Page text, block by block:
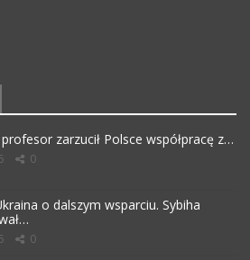
zarzucił Polsce współpracę z…
0
o dalszym wsparciu. Sybiha
0